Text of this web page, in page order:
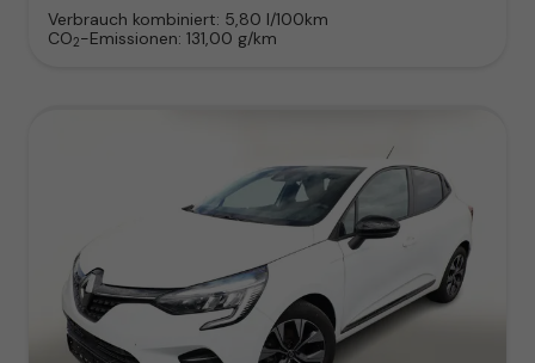
Verbrauch kombiniert: 5,80 l/100km
CO2-Emissionen: 131,00 g/km